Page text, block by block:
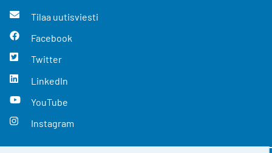
Tilaa uutisviesti
Facebook
Twitter
LinkedIn
YouTube
Instagram